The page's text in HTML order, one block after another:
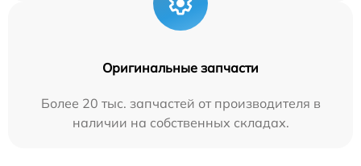
Оригинальные запчасти
Более 20 тыс. запчастей от производителя в
наличии на собственных складах.